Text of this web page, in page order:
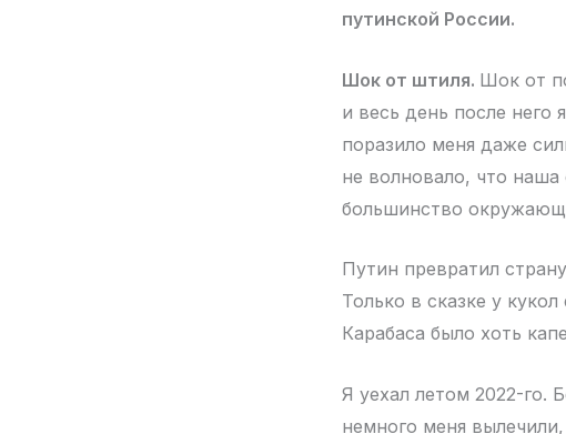
путинской России.
Шок от штиля. Шок от
и весь день после
поразило меня даже
не волновало, что
большинство
Путин превратил
Только в сказке у
Карабаса было хоть
Я уехал летом 2022-го.
немного меня